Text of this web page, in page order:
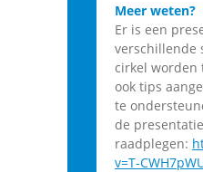
Meer weten?
Er is een
verschillende
cirkel worden
ook tips
te
de presentatie
raadplegen:
v=T-